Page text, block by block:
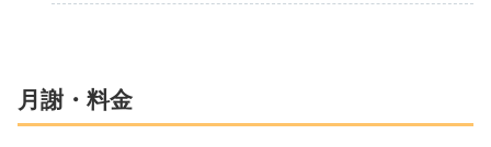
月謝・料金